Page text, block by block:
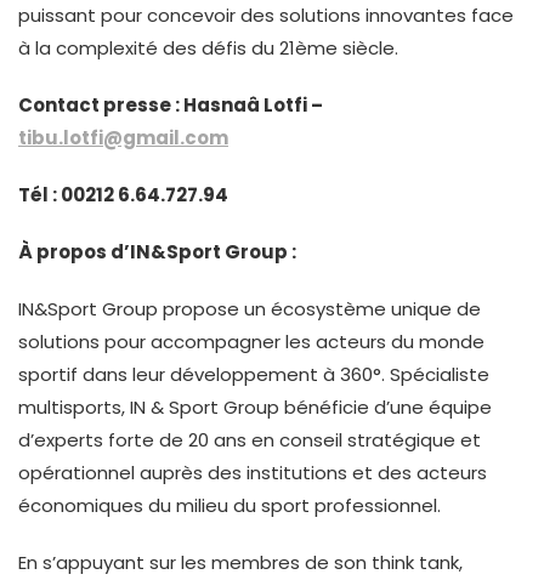
puissant pour concevoir des solutions innovantes face
à la complexité des défis du 21ème siècle.
Contact presse : Hasnaâ Lotfi –
tibu.lotfi@gmail.com
Tél : 00212 6.64.727.94
À propos d’IN&Sport Group :
IN&Sport Group propose un écosystème unique de
solutions pour accompagner les acteurs du monde
sportif dans leur développement à 360°. Spécialiste
multisports, IN & Sport Group bénéficie d’une équipe
d’experts forte de 20 ans en conseil stratégique et
opérationnel auprès des institutions et des acteurs
économiques du milieu du sport professionnel.
En s’appuyant sur les membres de son think tank,